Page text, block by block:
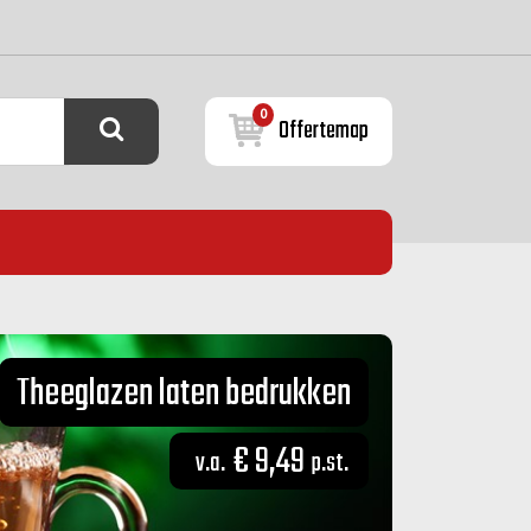
0 Offertemap
Theeglazen laten bedrukken
€ 9,49